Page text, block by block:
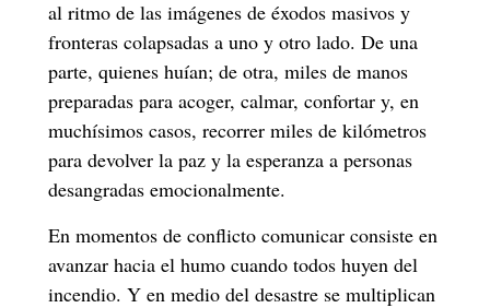
al ritmo de las imágenes de éxodos masivos y
fronteras colapsadas a uno y otro lado. De una
parte, quienes huían; de otra, miles de manos
preparadas para acoger, calmar, confortar y, en
muchísimos casos, recorrer miles de kilómetros
para devolver la paz y la esperanza a personas
desangradas emocionalmente.
En momentos de conflicto comunicar consiste en
avanzar hacia el humo cuando todos huyen del
incendio. Y en medio del desastre se multiplican